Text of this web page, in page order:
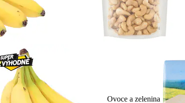
Ovoce a zelenina